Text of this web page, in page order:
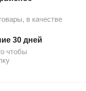
в качестве
30 дней
чтобы